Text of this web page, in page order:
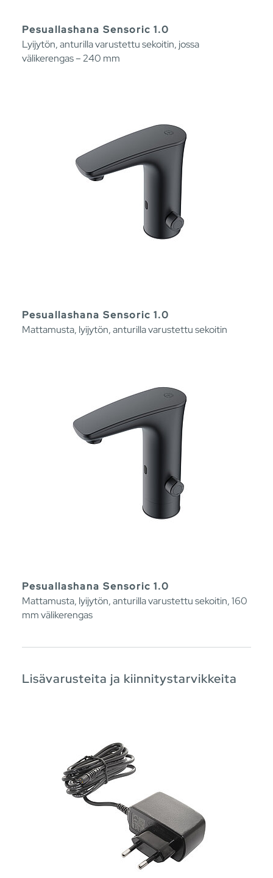
Pesuallashana Sensoric 1.0
Lyijytön, anturilla varustettu sekoitin, jossa
välikerengas – 240 mm
Pesuallashana Sensoric 1.0
Mattamusta, lyijytön, anturilla varustettu sekoitin
Pesuallashana Sensoric 1.0
Mattamusta, lyijytön, anturilla varustettu sekoitin, 160
mm välikerengas
Lisävarusteita ja kiinnitystarvikkeita